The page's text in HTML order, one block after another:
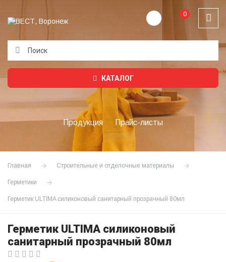
0
КАТАЛОГ
Продукция Прайс-листы
Главная Строительные и отделочные материалы
Герметики
Герметик ULTIMA силиконовый санитарный прозрачный 80мл
Герметик ULTIMA силиконовый
санитарный прозрачный 80мл